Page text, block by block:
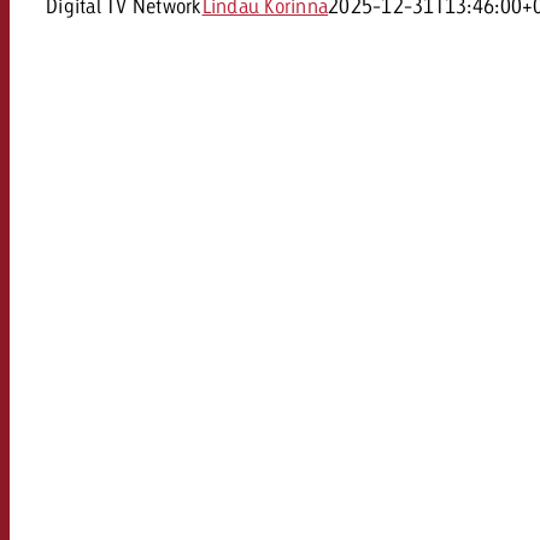
Digital TV NetworkLindau Korinna2025-12-